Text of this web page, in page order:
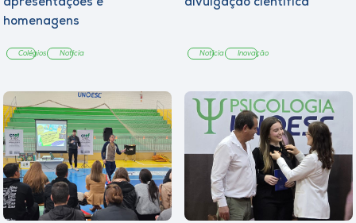
apresentações e
homenagens
Colégios Notícia
divulgação científica
Notícia Inovação